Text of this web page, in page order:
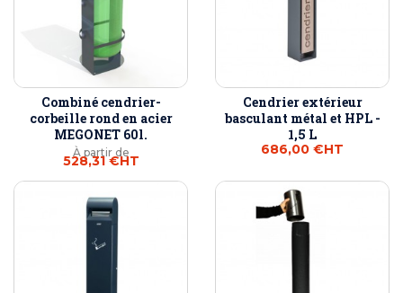
Combiné cendrier-
corbeille rond en acier
MEGONET 60l.
À partir de
528,31 €HT
Cendrier extérieur
basculant métal et HPL -
1,5 L
686,00 €HT